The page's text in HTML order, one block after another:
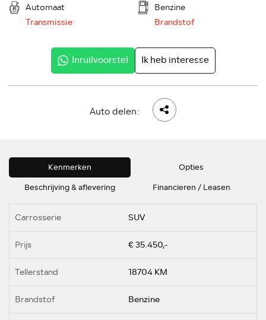
Automaat
Transmissie
Benzine
Brandstof
Inruilvoorstel Ik heb interesse
Auto delen:
Kenmerken
Opties
Beschrijving & aflevering
Financieren / Leasen
Carrosserie SUV
Prijs € 35.450,-
Tellerstand 18704 KM
Brandstof Benzine